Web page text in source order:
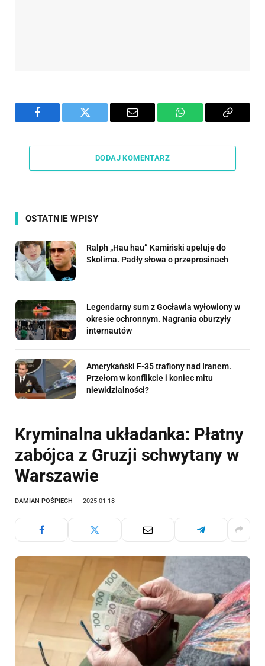
Facebook Twitter Email WhatsAppCopy
DODAJ KOMENTARZ
OSTATNIE WPISY
Ralph „Hau hau” Kamiński apeluje do
Skolima. Padły słowa o przeprosinach
Legendarny sum z Gocławia wyłowiony w
okresie ochronnym. Nagrania oburzyły
internautów
Amerykański F-35 trafiony nad Iranem.
Przełom w konflikcie i koniec mitu
niewidzialności?
Kryminalna układanka: Płatny
zabójca z Gruzji schwytany w
Warszawie
DAMIAN POŚPIECH 2025-01-18